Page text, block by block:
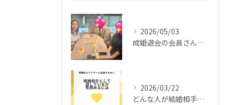
2026/05/03
成婚退会の会員さんとお会いして来ました✨
2026/03/22
どんな人が結婚相手だといいのか